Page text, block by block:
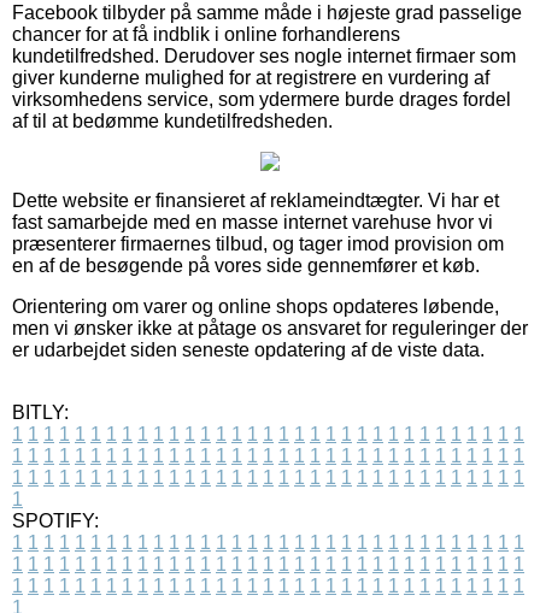
Facebook tilbyder på samme måde i højeste grad passelige
chancer for at få indblik i online forhandlerens
kundetilfredshed. Derudover ses nogle internet firmaer som
giver kunderne mulighed for at registrere en vurdering af
virksomhedens service, som ydermere burde drages fordel
af til at bedømme kundetilfredsheden.
Dette website er finansieret af reklameindtægter. Vi har et
fast samarbejde med en masse internet varehuse hvor vi
præsenterer firmaernes tilbud, og tager imod provision om
en af de besøgende på vores side gennemfører et køb.
Orientering om varer og online shops opdateres løbende,
men vi ønsker ikke at påtage os ansvaret for reguleringer der
er udarbejdet siden seneste opdatering af de viste data.
BITLY:
1 1 1 1 1 1 1 1 1 1 1 1 1 1 1 1 1 1 1 1 1 1 1 1 1 1 1 1 1 1 1 1 1
1 1 1 1 1 1 1 1 1 1 1 1 1 1 1 1 1 1 1 1 1 1 1 1 1 1 1 1 1 1 1 1 1
1 1 1 1 1 1 1 1 1 1 1 1 1 1 1 1 1 1 1 1 1 1 1 1 1 1 1 1 1 1 1 1 1
1
SPOTIFY:
1 1 1 1 1 1 1 1 1 1 1 1 1 1 1 1 1 1 1 1 1 1 1 1 1 1 1 1 1 1 1 1 1
1 1 1 1 1 1 1 1 1 1 1 1 1 1 1 1 1 1 1 1 1 1 1 1 1 1 1 1 1 1 1 1 1
1 1 1 1 1 1 1 1 1 1 1 1 1 1 1 1 1 1 1 1 1 1 1 1 1 1 1 1 1 1 1 1 1
1